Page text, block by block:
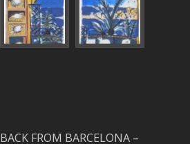
BACK FROM BARCELONA –